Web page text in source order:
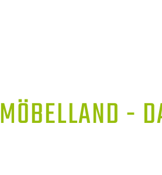
MÖBELLAND -